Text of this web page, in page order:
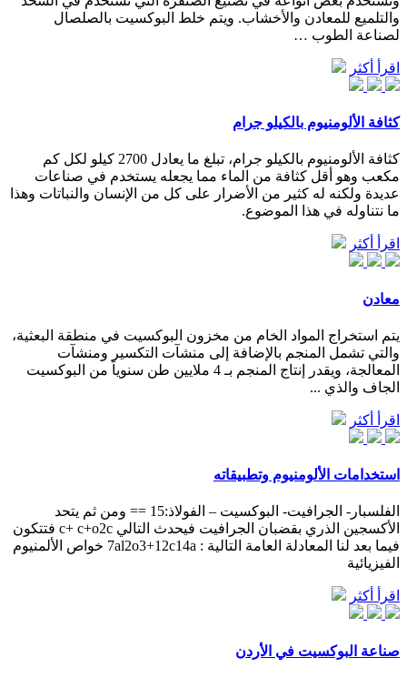
والتلميع للمعادن والأخشاب. ويتم خلط البوكسيت بالصلصال
لصناعة الطوب …
اقرأ أكثر
كثافة الألومنيوم بالكيلو جرام
كثافة الألومنيوم بالكيلو جرام، تبلغ ما يعادل 2700 كيلو لكل كم
مكعب وهو أقل كثافة من الماء مما يجعله يستخدم في صناعات
عديدة ولكنه له كثير من الأضرار على كل من الإنسان والنباتات وهذا
ما نتناوله في هذا الموضوع.
اقرأ أكثر
معادن
يتم استخراج المواد الخام من مخزون البوكسيت في منطقة البعثية،
والتي تشمل المنجم بالإضافة إلى منشآت التكسير ومنشآت
المعالجة، ويقدر إنتاج المنجم بـ 4 ملايين طن سنوياً من البوكسيت
الجاف والذي ...
اقرأ أكثر
استخدامات الألومنيوم وتطبيقاته
الفلسبار- الجرافيت- البوكسيت – الفولاذ:15 == ومن ثم يتحد
الأكسجين الذري بقضبان الجرافيت فيحدث التالي c+ c+o2c فتتكون
فيما بعد لنا المعادلة العامة التالية : 7al2o3+12c14a خواص الألمنيوم
الفيزيائية
اقرأ أكثر
صناعة البوكسيت في الأردن